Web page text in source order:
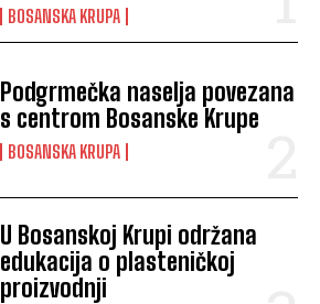
BOSANSKA KRUPA
Podgrmečka naselja povezana
s centrom Bosanske Krupe
BOSANSKA KRUPA
U Bosanskoj Krupi održana
edukacija o plasteničkoj
proizvodnji